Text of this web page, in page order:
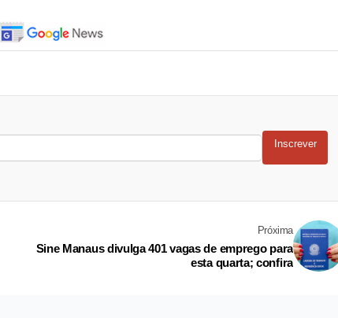
Inscrever
Próxima
Sine Manaus divulga 401 vagas de emprego para
esta quarta; confira